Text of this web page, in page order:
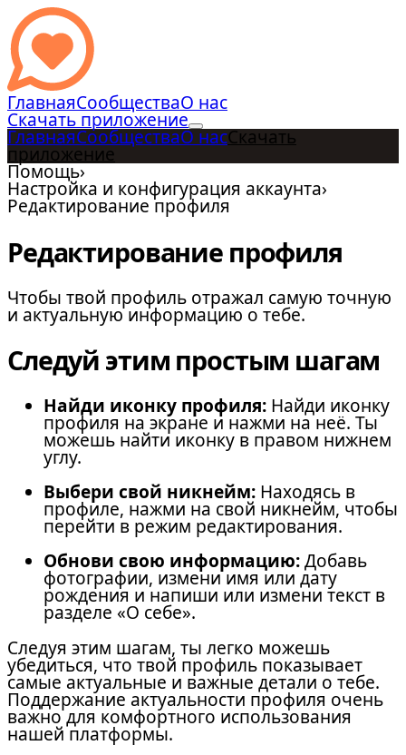
ГлавнаяСообществаО нас
Скачать приложение
ГлавнаяСообществаО насСкачать
приложение
Помощь›
Настройка и конфигурация аккаунта›
Редактирование профиля
Редактирование профиля
Чтобы твой профиль отражал самую точную
и актуальную информацию о тебе.
Следуй этим простым шагам
Найди иконку профиля: Найди иконку
профиля на экране и нажми на неё. Ты
можешь найти иконку в правом нижнем
углу.
Выбери свой никнейм: Находясь в
профиле, нажми на свой никнейм, чтобы
перейти в режим редактирования.
Обнови свою информацию:Добавь
фотографии, измени имя или дату
рождения и напиши или измени текст в
разделе «О себе».
Следуя этим шагам, ты легко можешь
убедиться, что твой профиль показывает
самые актуальные и важные детали о тебе.
Поддержание актуальности профиля очень
важно для комфортного использования
нашей платформы.